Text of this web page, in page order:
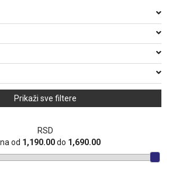
Prikaži sve filtere
RSD
od 1,190.00do 1,690.00